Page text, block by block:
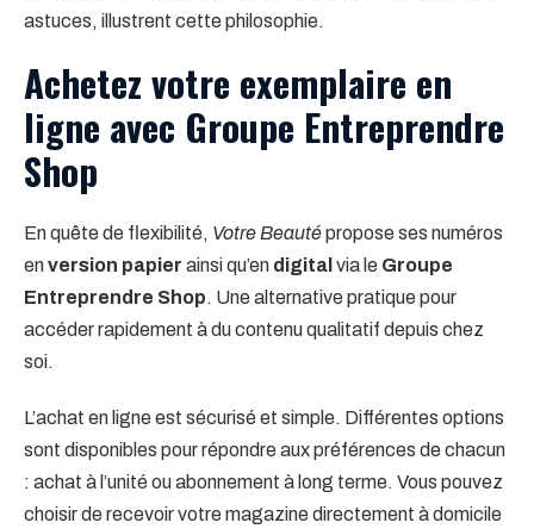
astuces, illustrent cette philosophie.
Achetez votre exemplaire en
ligne avec Groupe Entreprendre
Shop
En quête de flexibilité, Votre Beautépropose ses numéros
enversion papier ainsi qu’en digital via le Groupe
Entreprendre Shop. Une alternative pratique pour
accéder rapidement à du contenu qualitatif depuis chez
soi.
L’achat en ligne est sécurisé et simple. Différentes options
sont disponibles pour répondre aux préférences de chacun
: achat à l’unité ou abonnement à long terme. Vous pouvez
choisir de recevoir votre magazine directement à domicile